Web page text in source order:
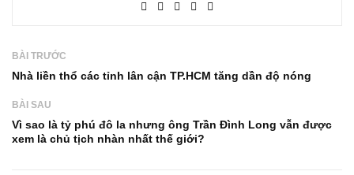
BÀI TRƯỚC
Nhà liền thổ các tỉnh lân cận TP.HCM tăng dần độ nóng
BÀI SAU
Vì sao là tỷ phú đô la nhưng ông Trần Đình Long vẫn được
xem là chủ tịch nhàn nhất thế giới?